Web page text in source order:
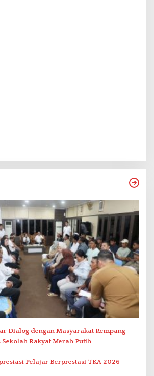
Dialog dengan Masyarakat Rempang –
Sekolah Rakyat Merah Putih
Pelajar Berprestasi TKA 2026